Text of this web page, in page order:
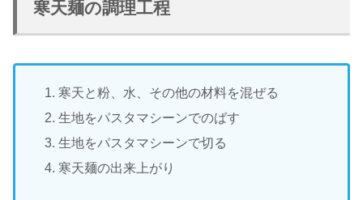
寒天麺の調理工程
寒天と粉、水、その他の材料を混ぜる
生地をパスタマシーンでのばす
生地をパスタマシーンで切る
寒天麺の出来上がり